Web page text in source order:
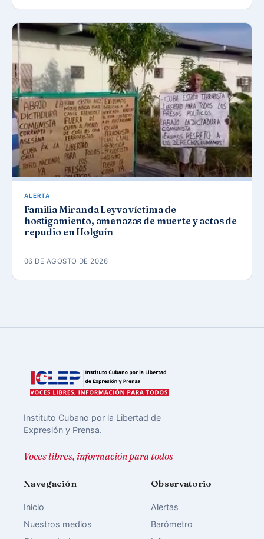
ALERTA
Familia Miranda Leyva víctima de
hostigamiento, amenazas de muerte y actos de
repudio en Holguín
06 DE AGOSTO DE 2026
Instituto Cubano por la Libertad de
Expresión y Prensa.
Voces libres, información para todos
Navegación
Inicio
Nuestros medios
Observatorio
Alertas
Barómetro